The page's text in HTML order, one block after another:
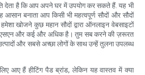
देता है कि आप अपने घर में उपयोग कर सकते हैं. यह भी
बनाता आप किसी भी महत्वपूर्ण सौदों और सौदों
खोजने कुछ महान सौदों द्वारा ऑनलाइन वेबसाइटों
और कई और अधिक है। तुम सब करने की ज़रूरत
और सबसे अच्छा लोगों के साथ उन्हें तुलना उपलब्ध
आए हैं हीटिंग पैड ब्रांड, लेकिन यह वास्तव में क्या